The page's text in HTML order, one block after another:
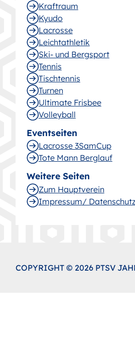
Kraftraum
Kyudo
Lacrosse
Leichtathletik
Ski- und Bergsport
Tennis
Tischtennis
Turnen
Ultimate Frisbee
Volleyball
Eventseiten
Lacrosse 3SamCup
Tote Mann Berglauf
Weitere Seiten
Zum Hauptverein
Impressum/ Datenschutz
COPYRIGHT © 2026 PTSV